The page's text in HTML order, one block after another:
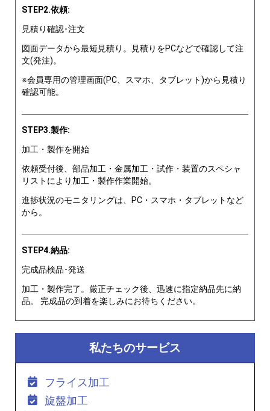
STEP2.依頼:
見積り確認･注文
図面データから最短見積り。見積りをPCなどで確認して注
文(発注)。
※会員専用の管理画面(PC、スマホ、タブレット)から見積り
確認可能。
STEP3.製作:
加工・製作を開始
依頼受付後、部品加工・金属加工・試作・装置のスペシャ
リストにより加工・製作作業開始。
進捗状況のモニタリングは、PC・スマホ・タブレットなど
から。
STEP4.納品:
完成品検品･発送
加工・製作完了。厳正チェック後、迅速に指定納品先に納
品。 完成品の到着を楽しみにお待ちください。
私たちのサービス
フライス加工
旋盤加工